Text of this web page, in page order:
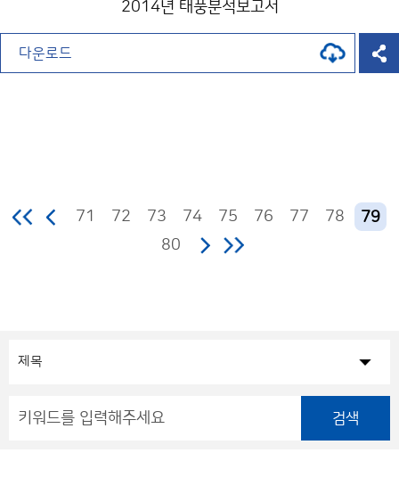
2014년 태풍분석보고서
다운로드
71 72 73 74 75 76 77 78
79
80
검색